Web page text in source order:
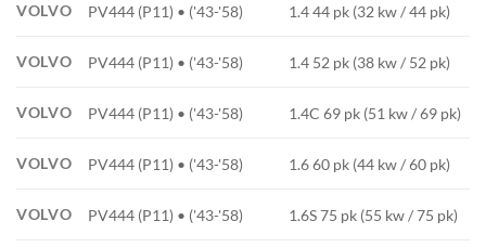
VOLVO PV444 (P11) • ('43-'58) 1.4 44 pk (32 kw / 44 pk)
VOLVO PV444 (P11) • ('43-'58) 1.4 52 pk (38 kw / 52 pk)
VOLVO PV444 (P11) • ('43-'58) 1.4C 69 pk (51 kw / 69 pk)
VOLVO PV444 (P11) • ('43-'58) 1.6 60 pk (44 kw / 60 pk)
VOLVO PV444 (P11) • ('43-'58) 1.6S 75 pk (55 kw / 75 pk)